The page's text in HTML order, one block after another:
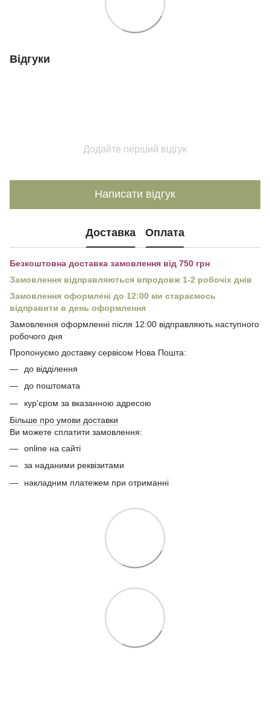
Відгуки
Додайте перший відгук
Написати відгук
Доставка Оплата
Безкоштовна доставка замовлення від 750 грн
Замовлення відправляються впродовж 1-2 робочіх днів
Замовлення оформлені до 12:00 ми стараємось
відправити в день оформлення
Замовлення оформленні після 12:00 відправляють наступного
робочого дня
Пропонуємо доставку сервісом Нова Пошта:
до відділення
до поштомата
кур'єром за вказанною адресою
Більше про умови доставки
Ви можете сплатити замовлення:
online на сайті
за наданими реквізитами
накладним платежем при отриманні